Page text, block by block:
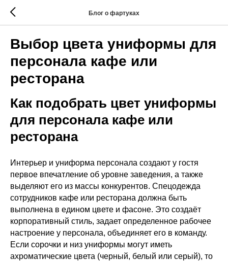
Блог о фартуках
Выбор цвета униформы для
персонала кафе или
ресторана
Как подобрать цвет униформы
для персонала кафе или
ресторана
Интерьер и униформа персонала создают у гостя
первое впечатление об уровне заведения, а также
выделяют его из массы конкурентов. Спецодежда
сотрудников кафе или ресторана должна быть
выполнена в едином цвете и фасоне. Это создаёт
корпоративный стиль, задает определенное рабочее
настроение у персонала, объединяет его в команду.
Если сорочки и низ униформы могут иметь
ахроматические цвета (черный, белый или серый), то